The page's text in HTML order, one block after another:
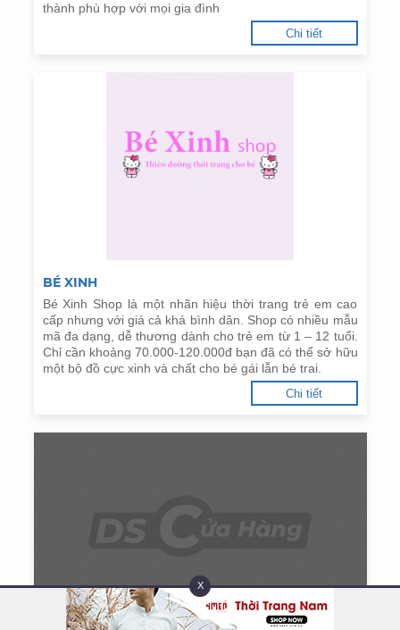
thành phù hợp với mọi gia đình
Chi tiết
BÉ XINH
Bé Xinh Shop là một nhãn hiệu thời trang trẻ em cao
cấp nhưng với giá cả khá bình dân. Shop có nhiều mẫu
mã đa dạng, dễ thương dành cho trẻ em từ 1 – 12 tuổi.
Chỉ cần khoảng 70.000-120.000đ bạn đã có thể sở hữu
một bộ đồ cực xinh và chất cho bé gái lẫn bé trai.
Chi tiết
X